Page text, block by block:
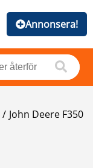
Annonsera!
John Deere F350